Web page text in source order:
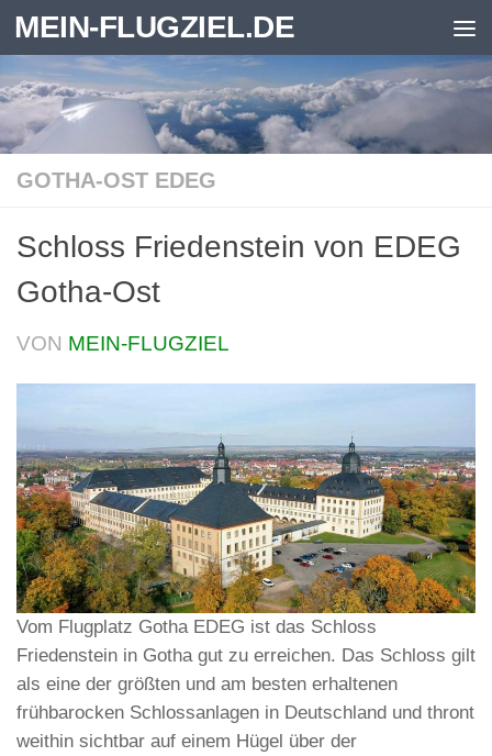
Zum Inhalt springen
MEIN-FLUGZIEL.DE
GOTHA-OST EDEG
Schloss Friedenstein von EDEG
Gotha-Ost
VON MEIN-FLUGZIEL
Vom Flugplatz Gotha EDEG ist das Schloss
Friedenstein in Gotha gut zu erreichen. Das Schloss gilt
als eine der größten und am besten erhaltenen
frühbarocken Schlossanlagen in Deutschland und thront
weithin sichtbar auf einem Hügel über der